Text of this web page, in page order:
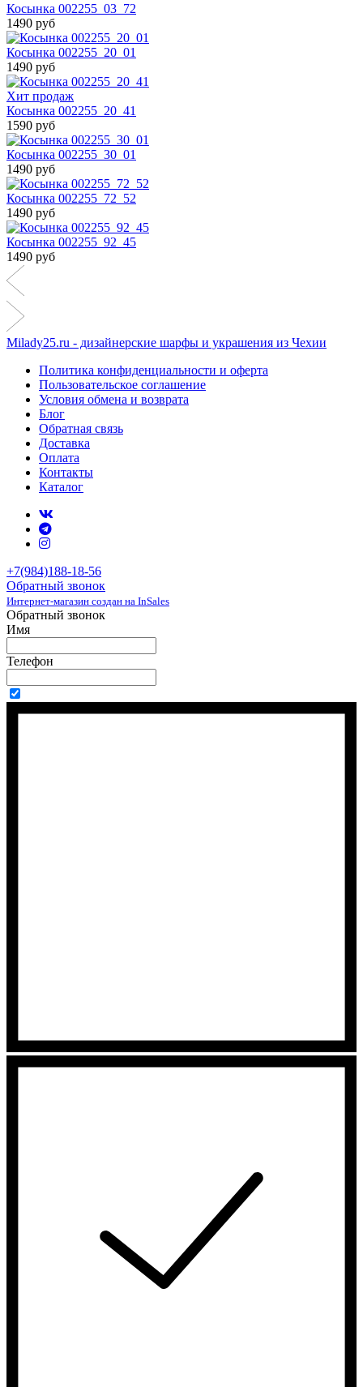
Косынка 002255_03_72
1490 руб
Косынка 002255_20_01
1490 руб
Хит продаж
Косынка 002255_20_41
1590 руб
Косынка 002255_30_01
1490 руб
Косынка 002255_72_52
1490 руб
Косынка 002255_92_45
1490 руб
Milady25.ru - дизайнерские шарфы и украшения из Чехии
Политика конфиденциальности и оферта
Пользовательское соглашение
Условия обмена и возврата
Блог
Обратная связь
Доставка
Оплата
Контакты
Каталог
+7(984)188-18-56
Обратный звонок
Интернет-магазин создан на InSales
Обратный звонок
Имя
Телефон